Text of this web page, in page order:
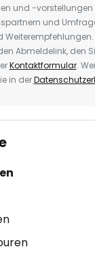
und -vorstellungen
und
Abmeldelink, den
Kontaktformular.
in der